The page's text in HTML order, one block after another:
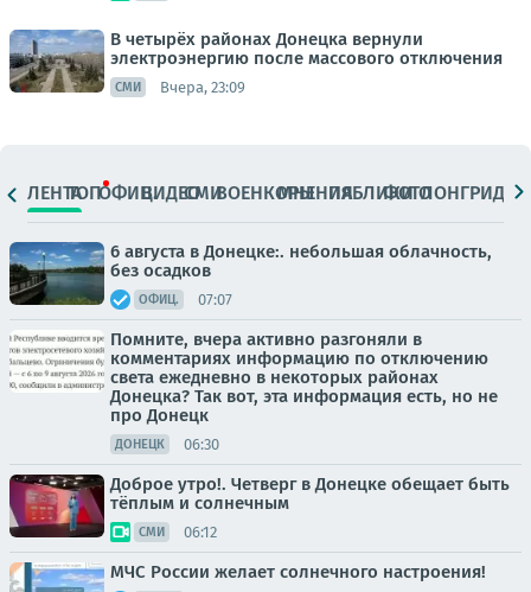
В четырёх районах Донецка вернули
электроэнергию после массового отключения
СМИ Вчера, 23:09
ЛЕНТАТОПОФИЦ.ВИДЕОСМИВОЕНКОРЫМНЕНИЯПАБЛИКИ
ФОТОЛОНГРИДЫ
6 августа в Донецке:. небольшая облачность,
без осадков
ОФИЦ. 07:07
Помните, вчера активно разгоняли в
комментариях информацию по отключению
света ежедневно в некоторых районах
Донецка? Так вот, эта информация есть, но не
про Донецк
ДОНЕЦК 06:30
Доброе утро!. Четверг в Донецке обещает быть
тёплым и солнечным
СМИ 06:12
МЧС России желает солнечного настроения!